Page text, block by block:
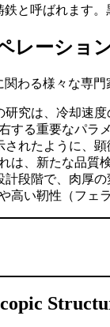
と呼ばれます
レーショ
わる様々な専
研究は、冷却速
する重要なパラ
されたように、
は、新たな品質
計段階で、肉厚
高い靭性（フェ